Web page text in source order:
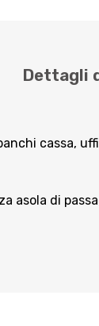
Dettagli
cassa,
asola di